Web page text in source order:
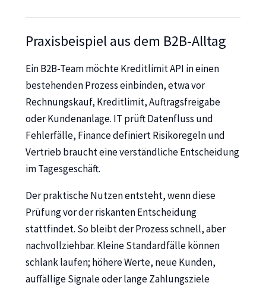
Praxisbeispiel aus dem B2B-Alltag
Ein B2B-Team möchte Kreditlimit API in einen
bestehenden Prozess einbinden, etwa vor
Rechnungskauf, Kreditlimit, Auftragsfreigabe
oder Kundenanlage. IT prüft Datenfluss und
Fehlerfälle, Finance definiert Risikoregeln und
Vertrieb braucht eine verständliche Entscheidung
im Tagesgeschäft.
Der praktische Nutzen entsteht, wenn diese
Prüfung vor der riskanten Entscheidung
stattfindet. So bleibt der Prozess schnell, aber
nachvollziehbar. Kleine Standardfälle können
schlank laufen; höhere Werte, neue Kunden,
auffällige Signale oder lange Zahlungsziele